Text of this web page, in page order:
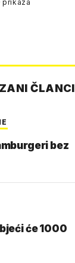
prikaza
ČLANCI
bez
će 1000